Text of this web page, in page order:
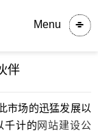
Menu
伴
市场的迅猛发展以
千计的网站建设公